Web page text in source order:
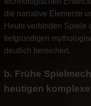
die narrative Elemente
Heute verbinden Spiele
tiefgründigen
deutlich bereichert.
b. Frühe
heutigen